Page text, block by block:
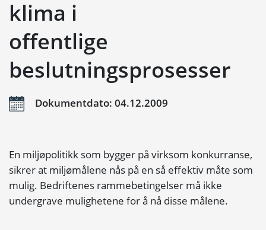
klima i
offentlige
beslutningsprosesser
Dokumentdato: 04.12.2009
En miljøpolitikk som bygger på virksom konkurranse,
sikrer at miljømålene nås på en så effektiv måte som
mulig. Bedriftenes rammebetingelser må ikke
undergrave mulighetene for å nå disse målene.